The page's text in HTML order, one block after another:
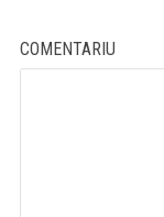
COMENTARIU